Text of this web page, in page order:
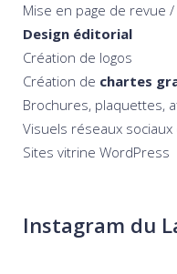
Mise en page de revue /
Design éditorial
Création de logos
Création de chartes
Brochures, plaquettes,
Visuels réseaux
Sites vitrine WordPress
Instagram du